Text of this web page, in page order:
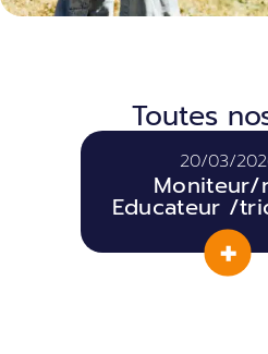
Toutes
20/03/
Moniteur/
Educateur /